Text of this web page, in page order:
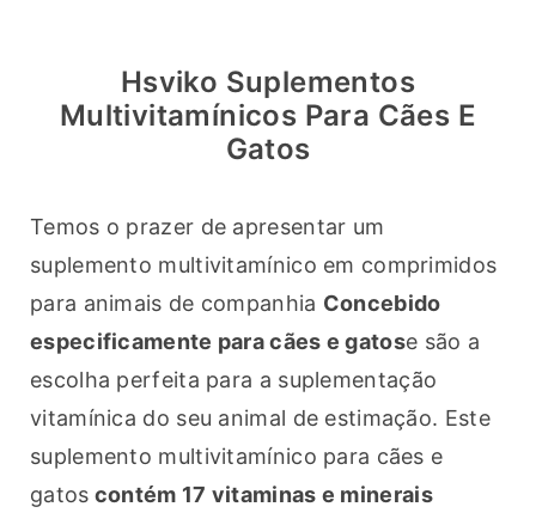
Hsviko Suplementos
Multivitamínicos Para Cães E
Gatos
Temos o prazer de apresentar um
suplemento multivitamínico em comprimidos
para animais de companhia Concebido
especificamente para cães e gatose são a
escolha perfeita para a suplementação
vitamínica do seu animal de estimação. Este
suplemento multivitamínico para cães e
gatos contém 17 vitaminas e minerais